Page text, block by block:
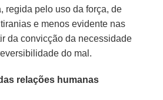
regida pelo uso da força, de
e menos evidente nas
da convicção da necessidade
do mal.
relações humanas